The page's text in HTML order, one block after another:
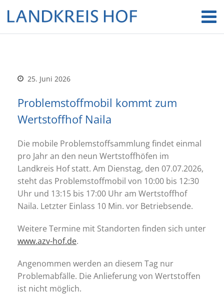
25. Juni 2026
Problemstoffmobil kommt zum
Wertstoffhof Naila
Die mobile Problemstoffsammlung findet einmal
pro Jahr an den neun Wertstoffhöfen im
Landkreis Hof statt. Am Dienstag, den 07.07.2026,
steht das Problemstoffmobil von 10:00 bis 12:30
Uhr und 13:15 bis 17:00 Uhr am Wertstoffhof
Naila. Letzter Einlass 10 Min. vor Betriebsende.
Weitere Termine mit Standorten finden sich unter
www.azv-hof.de.
Angenommen werden an diesem Tag nur
Problemabfälle. Die Anlieferung von Wertstoffen
ist nicht möglich.